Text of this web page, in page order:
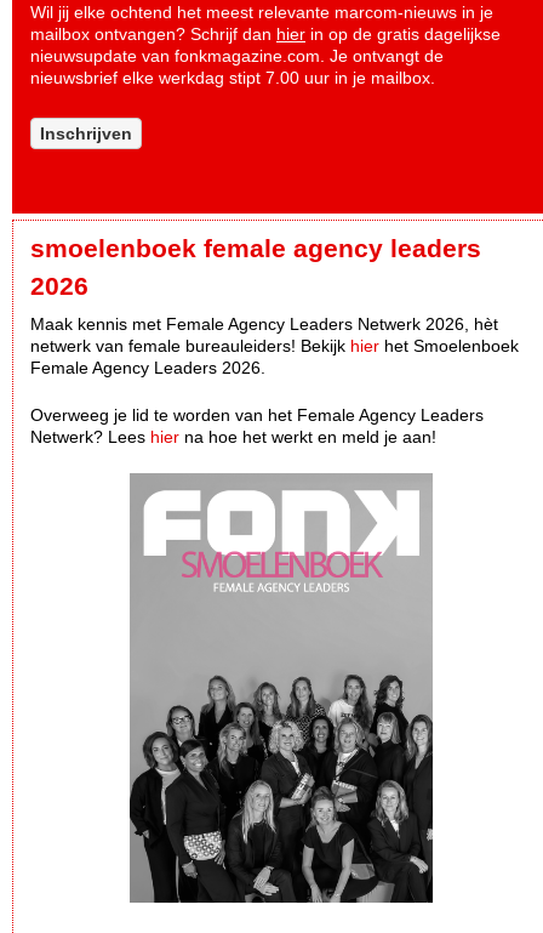
Wil jij elke ochtend het meest relevante marcom-nieuws in je
mailbox ontvangen? Schrijf dan hier in op de gratis dagelijkse
nieuwsupdate van fonkmagazine.com. Je ontvangt de
nieuwsbrief elke werkdag stipt 7.00 uur in je mailbox.
Inschrijven
smoelenboek female agency leaders
2026
Maak kennis met Female Agency Leaders Netwerk 2026, hèt
netwerk van female bureauleiders! Bekijk hier het Smoelenboek
Female Agency Leaders 2026.
Overweeg je lid te worden van het Female Agency Leaders
Netwerk? Lees hier na hoe het werkt en meld je aan!